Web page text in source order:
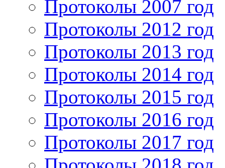
Протоколы 2007 год
Протоколы 2012 год
Протоколы 2013 год
Протоколы 2014 год
Протоколы 2015 год
Протоколы 2016 год
Протоколы 2017 год